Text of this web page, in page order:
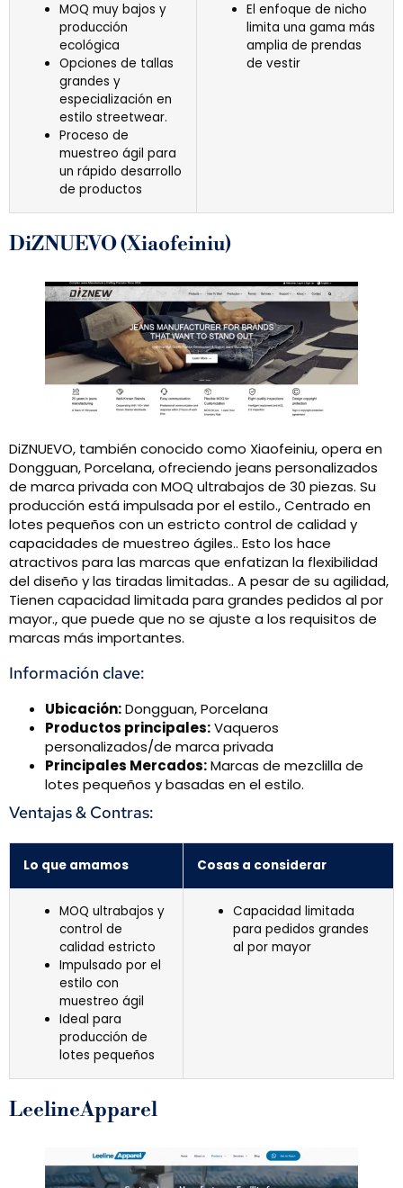
MOQ muy bajos y
producción
ecológica
Opciones de tallas
grandes y
especialización en
estilo streetwear.
Proceso de
muestreo ágil para
un rápido desarrollo
de productos
El enfoque de nicho
limita una gama más
amplia de prendas
de vestir
DiZNUEVO (Xiaofeiniu)
DiZNUEVO, también conocido como Xiaofeiniu, opera en
Dongguan, Porcelana, ofreciendo jeans personalizados
de marca privada con MOQ ultrabajos de 30 piezas. Su
producción está impulsada por el estilo., Centrado en
lotes pequeños con un estricto control de calidad y
capacidades de muestreo ágiles.. Esto los hace
atractivos para las marcas que enfatizan la flexibilidad
del diseño y las tiradas limitadas.. A pesar de su agilidad,
Tienen capacidad limitada para grandes pedidos al por
mayor., que puede que no se ajuste a los requisitos de
marcas más importantes.
Información clave:
Ubicación:Dongguan, Porcelana
Productos principales:Vaqueros
personalizados/de marca privada
Principales Mercados:Marcas de mezclilla de
lotes pequeños y basadas en el estilo.
Ventajas & Contras:
Lo que amamos Cosas a considerar
MOQ ultrabajos y
control de
calidad estricto
Impulsado por el
estilo con
muestreo ágil
Ideal para
producción de
lotes pequeños
Capacidad limitada
para pedidos grandes
al por mayor
LeelineApparel